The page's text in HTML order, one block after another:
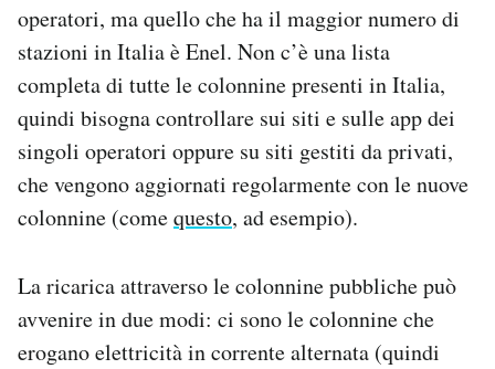
operatori, ma quello che ha il maggior numero di
stazioni in Italia è Enel. Non c’è una lista
completa di tutte le colonnine presenti in Italia,
quindi bisogna controllare sui siti e sulle app dei
singoli operatori oppure su siti gestiti da privati,
che vengono aggiornati regolarmente con le nuove
colonnine (comequesto, ad esempio).
La ricarica attraverso le colonnine pubbliche può
avvenire in due modi: ci sono le colonnine che
erogano elettricità in corrente alternata (quindi